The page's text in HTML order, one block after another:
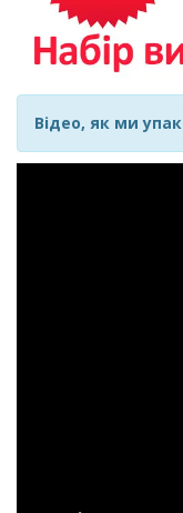
Відео, як ми